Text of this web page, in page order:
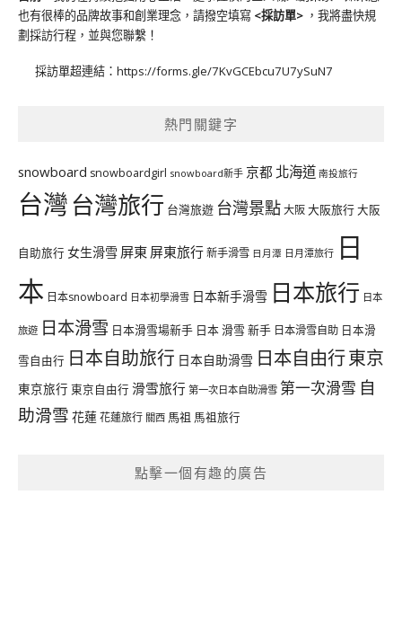
也有很棒的品牌故事和創業理念，請撥空填寫 <採訪單> ，我將盡快規
劃採訪行程，並與您聯繫！
採訪單超連結： https://forms.gle/7KvGCEbcu7U7ySuN7
熱門關鍵字
snowboard snowboardgirl snowboard新手 京都 北海道 南投旅行
台灣台灣旅行 台灣旅遊 台灣景點大阪大阪旅行大阪
自助旅行 女生滑雪 屏東 屏東旅行新手滑雪 日月潭 日月潭旅行 日
本 日本snowboard 日本初學滑雪 日本新手滑雪 日本旅行 日本
旅遊 日本滑雪 日本滑雪場新手 日本 滑雪 新手 日本滑雪自助 日本滑
雪自由行 日本自助旅行 日本自助滑雪 日本自由行東京
東京旅行 東京自由行 滑雪旅行 第一次日本自助滑雪 第一次滑雪 自
助滑雪 花蓮花蓮旅行 關西 馬祖 馬祖旅行
點擊一個有趣的廣告